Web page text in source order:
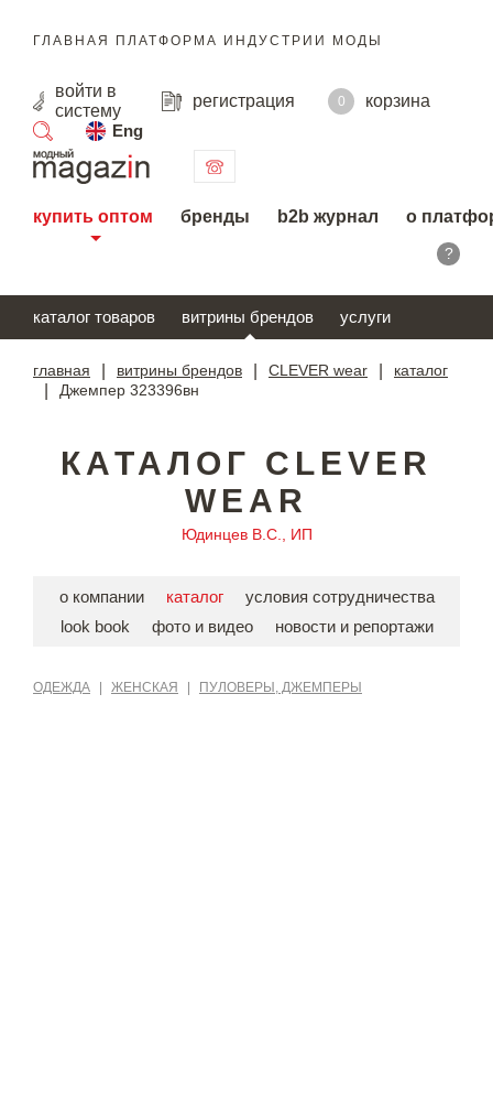
ГЛАВНАЯ ПЛАТФОРМА ИНДУСТРИИ МОДЫ
войти в
систему
регистрация 0
корзина
Eng
поиск
купить оптом бренды b2b журнал о
?
каталог товаров витрины брендов услуги
главная витрины брендов CLEVER wear каталог
Джемпер 323396вн
КАТАЛОГ CLEVER
WEAR
Юдинцев В.С., ИП
о компании каталог
условия сотрудничества
look book
фото и видео новости и репортажи
ОДЕЖДА ЖЕНСКАЯ ПУЛОВЕРЫ, ДЖЕМПЕРЫ